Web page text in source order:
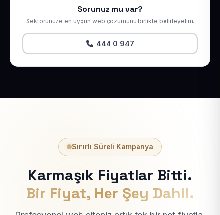
Sorunuz mu var?
Sektörünüze en uygun web çözümünü birlikte belirleyelim.
444 0 947
Sınırlı Süreli Kampanya
Karmaşık Fiyatlar Bitti.
Bir Fiyat, Her Şey Dahil.